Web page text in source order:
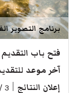
برنامج التصوير
فتح باب التقديم
آخر موعد
إعلان النتائج 3 / 4 / 2026